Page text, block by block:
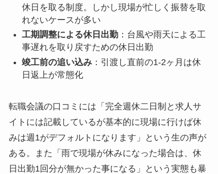
休日を取る制度。しかし現場が忙しく振替を取
れないケースが多い
工期調整による休日出勤：台風や雨天による工
事遅れを取り戻すための休日出勤
竣工前の追い込み：引渡し直前の1-2ヶ月は休
日返上が常態化
転職会議の口コミには「完全週休二日制と求人サ
イトには記載しているが基本的に現場に行けば休
みは週1がデフォルトになります」という生の声が
ある。また「雨で現場が休みになった場合は、休
日出勤1回分が無かった事になる」という実態も暴